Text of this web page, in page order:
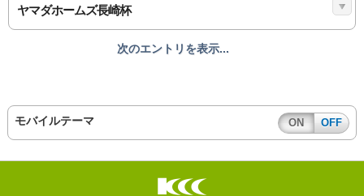
ヤマダホームズ長崎杯
次のエントリを表示...
モバイルテーマ ON OFF